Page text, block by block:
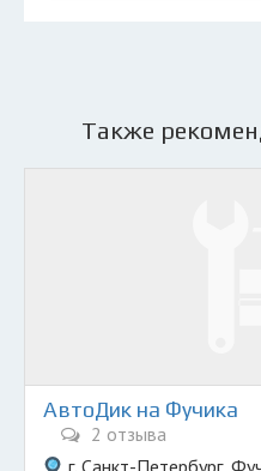
Также
АвтоДик на Фучика
2 отзыва
г. Санкт-Петербург,